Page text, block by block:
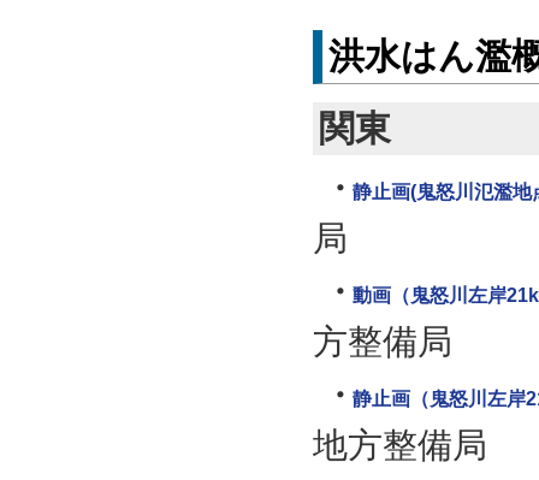
洪水はん濫
関東
静止画(鬼怒川氾濫
局
動画（鬼怒川左岸
方整備局
静止画（鬼怒川左岸
地方整備局